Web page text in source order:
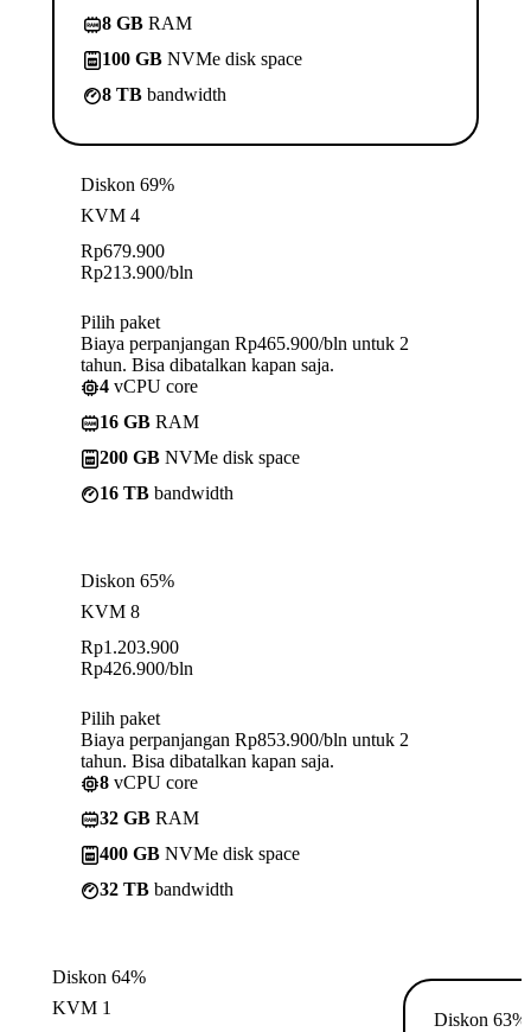
8 GB RAM
100 GB NVMe disk space
8 TB bandwidth
Diskon 69%
KVM 4
Rp679.900
Rp213.900/bln
Pilih paket
Biaya perpanjangan Rp465.900/bln untuk 2
tahun. Bisa dibatalkan kapan saja.
4 vCPU core
16 GB RAM
200 GB NVMe disk space
16 TB bandwidth
Diskon 65%
KVM 8
Rp1.203.900
Rp426.900/bln
Pilih paket
Biaya perpanjangan Rp853.900/bln untuk 2
tahun. Bisa dibatalkan kapan saja.
8 vCPU core
32 GB RAM
400 GB NVMe disk space
32 TB bandwidth
Diskon 64%
KVM 1
Diskon 63%